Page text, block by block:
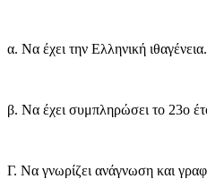
α. Να έχει την Ελληνική ιθαγένεια.
β. Να έχει συμπληρώσει το 23ο
Γ. Να γνωρίζει ανάγνωση και